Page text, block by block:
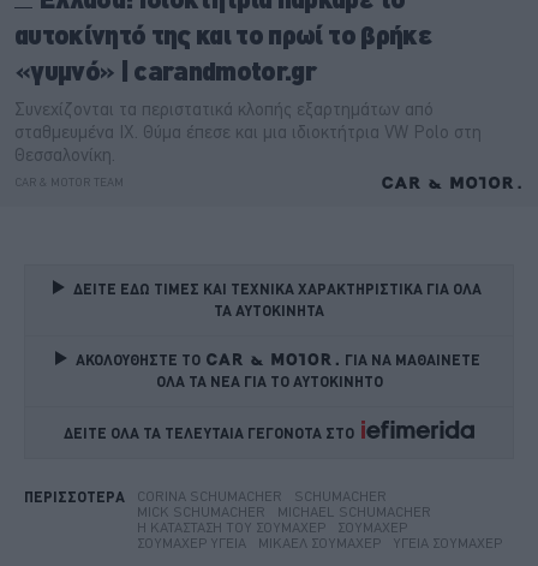
ΔΕΙΤΕ ΕΔΩ ΤΙΜΕΣ ΚΑΙ ΤΕΧΝΙΚΑ ΧΑΡΑΚΤΗΡΙΣΤΙΚΑ ΓΙΑ ΟΛΑ
ΤΑ ΑΥΤΟΚΙΝΗΤΑ
ΑΚΟΛΟΥΘΗΣΤΕ ΤΟ
ΓΙΑ ΝΑ ΜΑΘΑΙΝΕΤΕ
ΟΛΑ ΤΑ ΝΕΑ ΓΙΑ ΤΟ ΑΥΤΟΚΙΝΗΤΟ
ΔΕΙΤΕ ΟΛΑ ΤΑ ΤΕΛΕΥΤΑΙΑ ΓΕΓΟΝΟΤΑ ΣΤΟ
ΠΕΡΙΣΣΟΤΕΡΑ CORINA SCHUMACHER
SCHUMACHER
MICK SCHUMACHER
MICHAEL SCHUMACHER
Η ΚΑΤΆΣΤΑΣΗ ΤΟΥ ΣΟΥΜΆΧΕΡ
ΣΟΥΜΆΧΕΡ
ΣΟΥΜΑΧΕΡ ΥΓΕΙΑ
ΜΊΚΑΕΛ ΣΟΥΜΆΧΕΡ ΥΓΕΊΑ ΣΟΥΜΆΧΕΡ